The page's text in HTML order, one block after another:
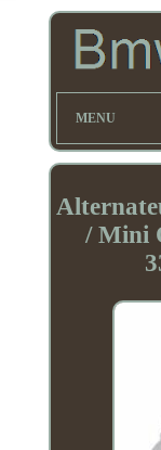
MENU
/ Mini